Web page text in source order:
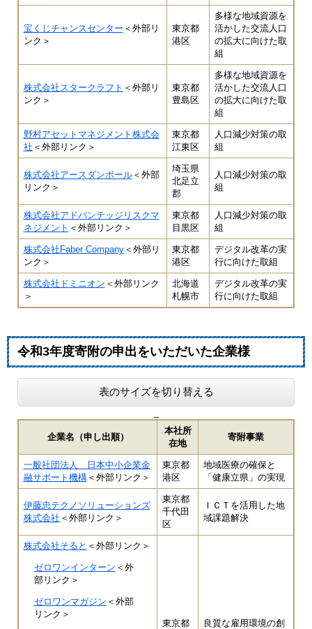
宝くじチャンスセンター ＜外部リ
ンク＞
東京都
港区
多様な地域資源を
活かした交流人口
の拡大に向けた取
組
株式会社スタークラフト ＜外部リ
ンク＞
東京都
豊島区
多様な地域資源を
活かした交流人口
の拡大に向けた取
組
野村アセットマネジメント株式会
社 ＜外部リンク＞
東京都
江東区
人口減少対策の取
組
株式会社アースダンボール＜外部
リンク＞
埼玉県
北足立
郡
人口減少対策の取
組
株式会社アドバンテッジリスクマ
ネジメント ＜外部リンク＞
東京都
目黒区
人口減少対策の取
組
株式会社Faber Company＜外部リ
ンク＞
東京都
港区
デジタル改革の実
行に向けた取組
株式会社ドミニオン ＜外部リンク
＞
北海道
札幌市
デジタル改革の実
行に向けた取組
令和3年度寄附の申出をいただいた企業様​
表のサイズを切り替える
企業名（申し出順）
本社所
在地
寄附事業
一般社団法人 日本中小企業金
融サポート機構＜外部リンク＞
東京都
港区
地域医療の確保と
「健康立県」の実現
伊藤忠テクノソリューションズ
株式会社 ＜外部リンク＞
東京都
千代田
区
ＩＣＴを活用した地
域課題解決
株式会社そると ＜外部リンク＞
ゼロワンインターン ＜外
部リンク＞
ゼロワンマガジン ＜外部
リンク＞
東京都
良質な雇用環境の創